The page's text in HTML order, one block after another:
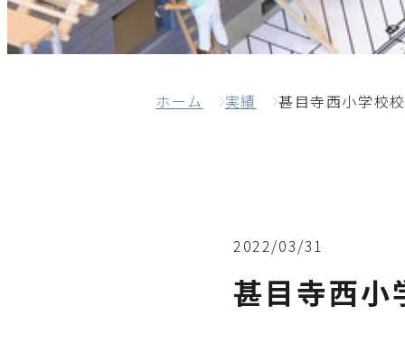
ホーム 実績 甚目寺西小学校
2022/03/31
甚目寺西小